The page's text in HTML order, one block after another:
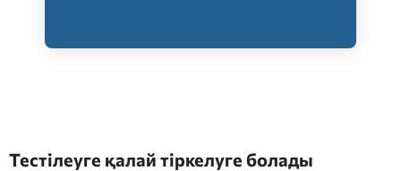
Тестілеуге қалай тіркелуге болады